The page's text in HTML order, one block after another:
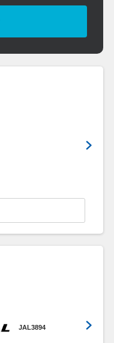
JAL3894